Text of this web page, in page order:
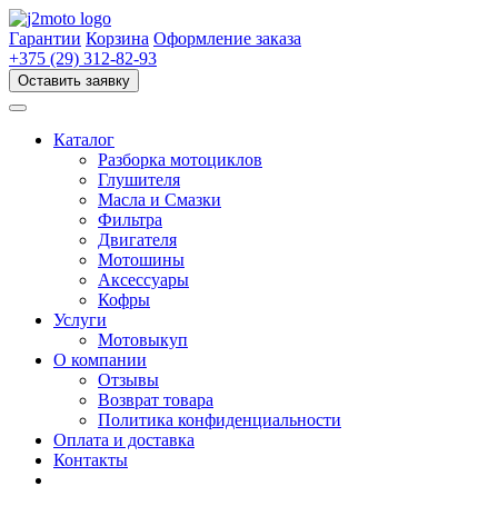
Перейти
к
содержимому
Гарантии Корзина Оформление заказа
+375 (29) 312-82-93
Оставить заявку
Каталог
Разборка мотоциклов
Глушителя
Масла и Смазки
Фильтра
Двигателя
Мотошины
Аксессуары
Кофры
Услуги
Мотовыкуп
О компании
Отзывы
Возврат товара
Политика конфиденциальности
Оплата и доставка
Контакты